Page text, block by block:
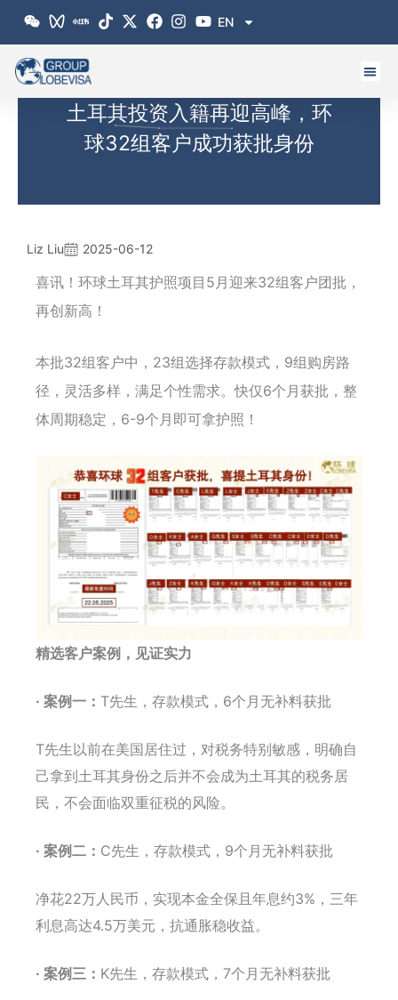
EN
土耳其投资入籍再迎高峰，环
球32组客户成功获批身份
Liz Liu 2025-06-12
喜讯！环球土耳其护照项目5月迎来32组客户团批，
再创新高！
本批32组客户中，23组选择存款模式，9组购房路
径，灵活多样，满足个性需求。快仅6个月获批，整
体周期稳定，6-9个月即可拿护照！
精选客户案例，见证实力
· 案例一： T先生，存款模式，6个月无补料获批
T先生以前在美国居住过，对税务特别敏感，明确自
己拿到土耳其身份之后并不会成为土耳其的税务居
民，不会面临双重征税的风险。
· 案例二： C先生，存款模式，9个月无补料获批
净花22万人民币，实现本金全保且年息约3%，三年
利息高达4.5万美元，抗通胀稳收益。
· 案例三： K先生，存款模式，7个月无补料获批